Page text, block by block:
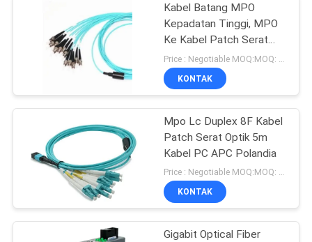
HUBUNGI
KASUS
SITEMAP
KEBIJAKAN
Kabel Patch Serat
Optik
50
GPON EPON ONU
25
Kabel Batang MPO
Kepadatan Tinggi, MPO
Ke Kabel Patch Serat
Optik ST Tipe OM3
KONTAK
Mpo Lc Duplex 8F Kabel
Patch Serat Optik 5m
Kabel PC APC Polandia
Price : Negotiable MOQ:MOQ: 100PCS
KONTAK
Gigabit Optical Fiber